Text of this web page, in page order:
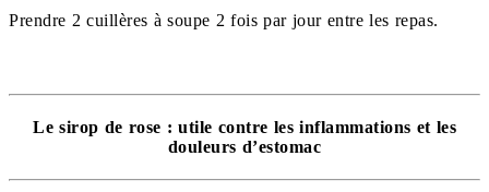
Prendre 2 cuillères à soupe 2 fois par jour entre les repas.
Le sirop de rose : utile contre les inflammations et les
douleurs d’estomac